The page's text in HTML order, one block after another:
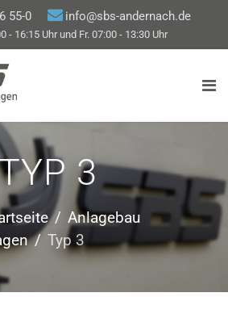
55-0 info@sbs-andernach.de
- 16:15 Uhr und Fr. 07:00 - 13:30 Uhr
3
Anlagebau
Typ 3